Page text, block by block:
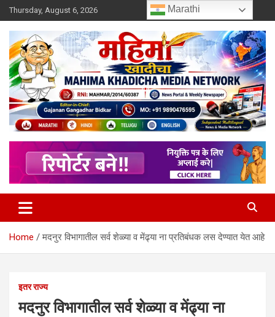
Skip
to
content
Thursday, August 6, 2026
Mahimakhadicha
Home मदनुर विभागातील सर्व शेळ्या व मेंढ्या ना प्रतिबंधक लस देण्यात येत आहे
इतर राज्य
मदनुर विभागातील सर्व शेळ्या व मेंढ्या ना
Marathi